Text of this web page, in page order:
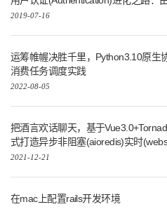
2019-07-16
运筹帷幄决胜千里，Python3.10原生
消费任务调度实践
2022-08-05
把酒言欢话聊天，基于
式打造异步非阻塞(aioredis)实时
2021-12-21
在mac上配置rails开发环境